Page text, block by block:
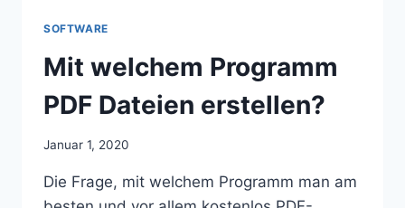
SOFTWARE
Mit welchem Programm
PDF Dateien erstellen?
Januar 1, 2020
Die Frage, mit welchem Programm man am